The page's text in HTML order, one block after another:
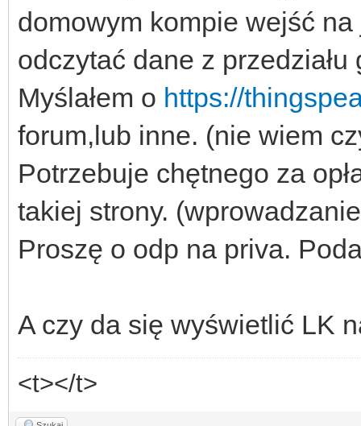
domowym kompie wejść
odczytać dane z
Myślałem o https://
forum,lub inne. (nie wiem
Potrzebuje chętnego za
takiej strony.
Proszę o odp na priva.
A czy da się wyświetlić LK
<t></t>